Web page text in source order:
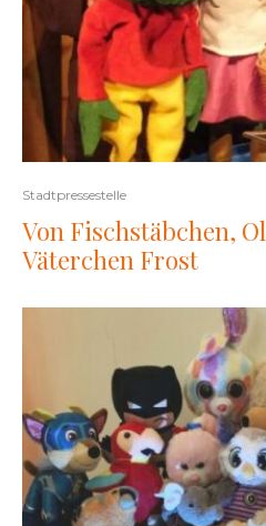
Stadtpressestelle
Von Fischstäbchen,
Väterchen Frost